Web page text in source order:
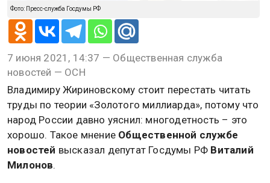
Фото: Пресс-служба Госдумы РФ
7 июня 2021, 14:37 — Общественная служба
новостей — ОСН
Владимиру Жириновскому стоит перестать читать
труды по теории «Золотого миллиарда», потому что
народ России давно уяснил: многодетность – это
хорошо. Такое мнение Общественной службе
новостей высказал депутат Госдумы РФ Виталий
Милонов.